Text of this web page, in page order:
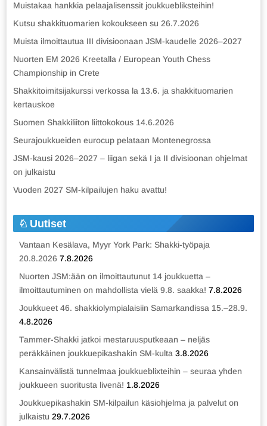
Muistakaa hankkia pelaajalisenssit joukkuebliksteihin!
Kutsu shakkituomarien kokoukseen su 26.7.2026
Muista ilmoittautua III divisioonaan JSM-kaudelle 2026–2027
Nuorten EM 2026 Kreetalla / European Youth Chess
Championship in Crete
Shakkitoimitsijakurssi verkossa la 13.6. ja shakkituomarien
kertauskoe
Suomen Shakkiliiton liittokokous 14.6.2026
Seurajoukkueiden eurocup pelataan Montenegrossa
JSM-kausi 2026–2027 – liigan sekä I ja II divisioonan ohjelmat
on julkaistu
Vuoden 2027 SM-kilpailujen haku avattu!
Uutiset
Vantaan Kesälava, Myyr York Park: Shakki-työpaja
20.8.2026 7.8.2026
Nuorten JSM:ään on ilmoittautunut 14 joukkuetta –
ilmoittautuminen on mahdollista vielä 9.8. saakka! 7.8.2026
Joukkueet 46. shakkiolympialaisiin Samarkandissa 15.–28.9.
4.8.2026
Tammer-Shakki jatkoi mestaruusputkeaan – neljäs
peräkkäinen joukkuepikashakin SM-kulta 3.8.2026
Kansainvälistä tunnelmaa joukkueblixteihin – seuraa yhden
joukkueen suoritusta livenä! 1.8.2026
Joukkuepikashakin SM-kilpailun käsiohjelma ja palvelut on
julkaistu 29.7.2026